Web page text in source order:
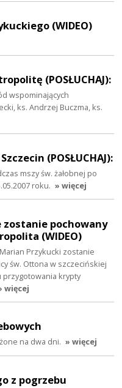
(WIDEO)
(POSŁUCHAJ):
wspominających
ks. Andrzej Buczma, ks.
(POSŁUCHAJ):
mszy św. żałobnej po
roku. » więcej
zostanie pochowany
(WIDEO)
Przykucki zostanie
św. Ottona w szczecińskiej
przygotowania krypty
więcej
na dwa dni. » więcej
z pogrzebu